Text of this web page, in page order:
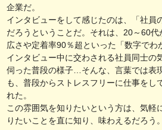
企業だ。
インタビューをして感じたのは、「社員
だろうということだ。それは、20～60
広さや定着率90％超といった「数字でわ
インタビュー中に交わされる社員同士の
伺った普段の様子…そんな、言葉では表
も、普段からストレスフリーに仕事をし
れた。
この雰囲気を知りたいという方は、気軽
りたいことを直に知り、味わえるだろう。